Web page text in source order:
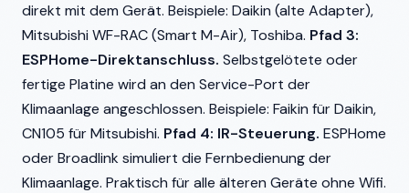
direkt mit dem Gerät. Beispiele: Daikin (alte Adapter),
Mitsubishi WF-RAC (Smart M-Air), Toshiba. Pfad 3:
ESPHome-Direktanschluss. Selbstgelötete oder
fertige Platine wird an den Service-Port der
Klimaanlage angeschlossen. Beispiele: Faikin für Daikin,
CN105 für Mitsubishi. Pfad 4: IR-Steuerung. ESPHome
oder Broadlink simuliert die Fernbedienung der
Klimaanlage. Praktisch für alle älteren Geräte ohne Wifi.